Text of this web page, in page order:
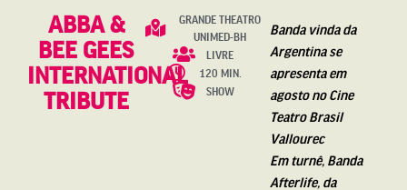
ABBA &
BEE GEES
INTERNATIONAL
TRIBUTE
GRANDE THEATRO
UNIMED-BH
LIVRE
120 MIN.
SHOW
Banda vinda da
Argentina se
apresenta em
agosto no Cine
Teatro Brasil
Vallourec
Em turnê, Banda
Afterlife, da